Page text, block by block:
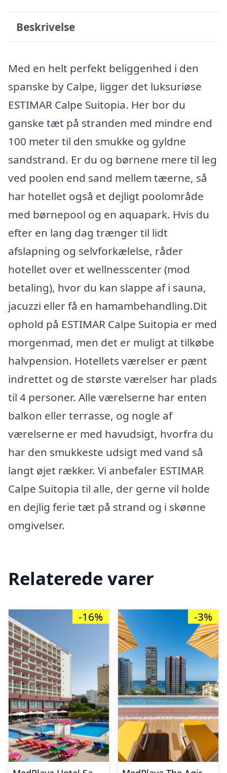
Beskrivelse
Med en helt perfekt beliggenhed i den
spanske by Calpe, ligger det luksuriøse
ESTIMAR Calpe Suitopia. Her bor du
ganske tæt på stranden med mindre end
100 meter til den smukke og gyldne
sandstrand. Er du og børnene mere til leg
ved poolen end sand mellem tæerne, så
har hotellet også et dejligt poolområde
med børnepool og en aquapark. Hvis du
efter en lang dag trænger til lidt
afslapning og selvforkælelse, råder
hotellet over et wellnesscenter (mod
betaling), hvor du kan slappe af i sauna,
jacuzzi eller få en hamambehandling.Dit
ophold på ESTIMAR Calpe Suitopia er med
morgenmad, men det er muligt at tilkøbe
halvpension. Hotellets værelser er pænt
indrettet og de største værelser har plads
til 4 personer. Alle værelserne har enten
balkon eller terrasse, og nogle af
værelserne er med havudsigt, hvorfra du
har den smukkeste udsigt med vand så
langt øjet rækker. Vi anbefaler ESTIMAR
Calpe Suitopia til alle, der gerne vil holde
en dejlig ferie tæt på strand og i skønne
omgivelser.
Relaterede varer
-16% -3%